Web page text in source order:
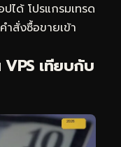
ได้ โปรแกรมเทรด
ำสั่งซื้อขายเข้า
เทียบกับ